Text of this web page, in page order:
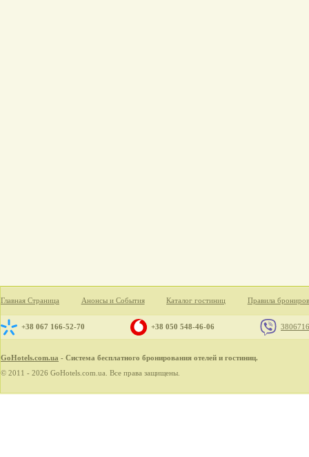
Главная Страница Анонсы и События Каталог гостиниц Правила
+38 067 166-52-70 +38 050 548-46-06
GoHotels.com.ua - Система бесплатного бронирования отелей и гостиниц.
© 2011 - 2026 GoHotels.com.ua. Все права защищены.